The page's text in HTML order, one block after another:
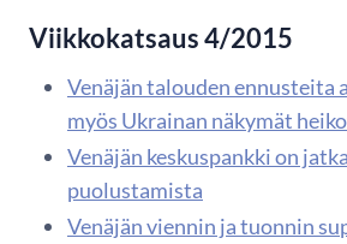
Viikkokatsaus 4/2015
Venäjän talouden ennusteita
myös Ukrainan näkymät
Venäjän keskuspankki on
puolustamista
Venäjän viennin ja tuonnin